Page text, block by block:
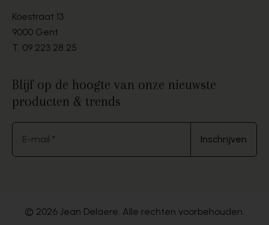
Koestraat 13
9000 Gent
T. 09 223 28 25
Blijf op de hoogte van onze nieuwste
producten & trends
E-mail * Inschrijven
© 2026 Jean Delaere. Alle rechten voorbehouden.